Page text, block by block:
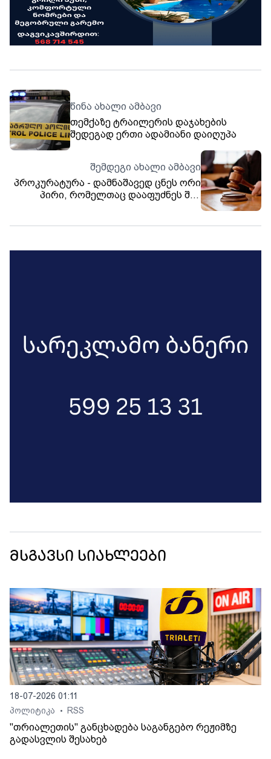
წინა ახალი ამბავი
თემქაზე ტრაილერის დაჯახების
შედეგად ერთი ადამიანი დაიღუპა
შემდეგი ახალი ამბავი
პროკურატურა - დამნაშავედ ცნეს ორი
პირი, რომელთაც დააფუძნეს შპს
მსგავსი სიახლეები
18-07-2026 01:11
პოლიტიკა
• RSS
"თრიალეთის" განცხადება საგანგებო რეჟიმზე
გადასვლის შესახებ